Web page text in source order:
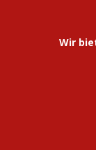
Wir